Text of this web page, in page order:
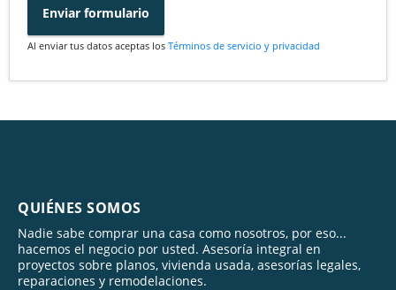
Enviar formulario
Al enviar tus datos aceptas los Términos de servicio y privacidad
QUIÉNES SOMOS
Nadie sabe comprar una casa como nosotros, por eso...
hacemos el negocio por usted. Asesoría integral en
proyectos sobre planos, vivienda usada, asesorías legales,
reparaciones y remodelaciones.